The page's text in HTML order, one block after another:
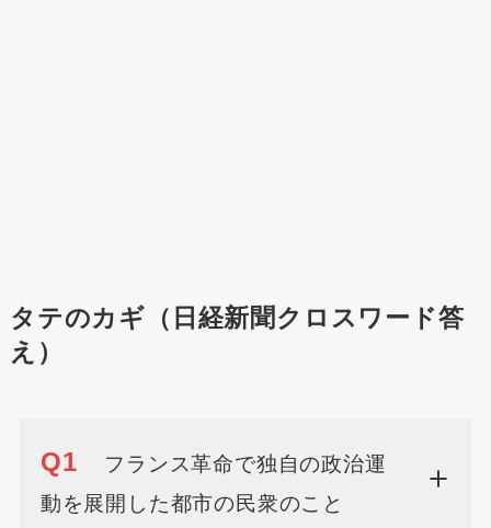
タテのカギ（日経新聞クロスワード答
え）
Q1
フランス革命で独自の政治運
動を展開した都市の民衆のこと